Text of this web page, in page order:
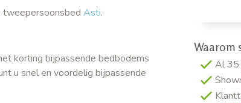
tweepersoonsbed Asti.
korting bijpassende bedbodems
u snel en voordelig bijpassende
Waarom
Al 35